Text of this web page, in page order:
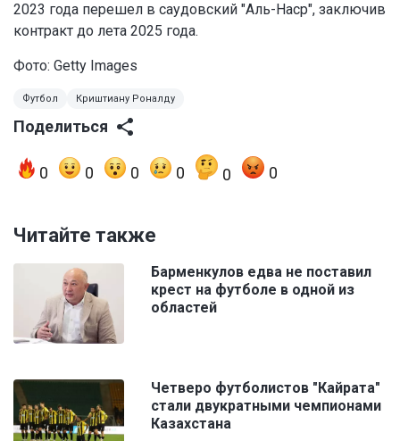
2023 года перешел в саудовский "Аль-Наср", заключив
контракт до лета 2025 года.
Фото: Getty Images
Футбол Криштиану Роналду
Поделиться
0 0 0 0 0 0
Читайте также
Барменкулов едва не поставил
крест на футболе в одной из
областей
Четверо футболистов "Кайрата"
стали двукратными чемпионами
Казахстана